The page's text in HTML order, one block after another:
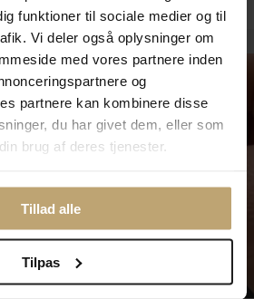
funktioner til sociale medier og til
Vi deler også oplysninger om
med vores partnere inden
og
partnere kan kombinere disse
du har givet dem, eller som
brug af deres tjenester.
Tillad alle
Tilpas
for dig?
Smykkepleje